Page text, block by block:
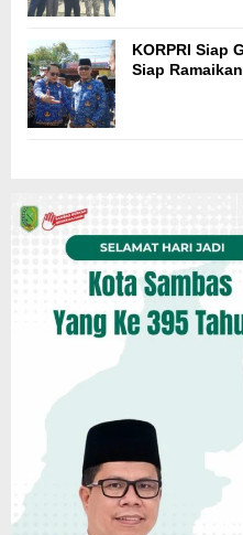
KORPRI Siap
Siap